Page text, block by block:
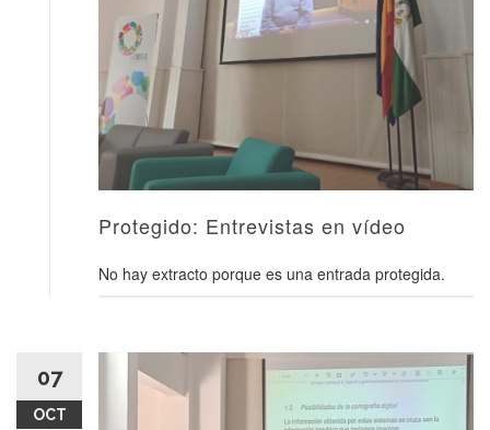
Protegido: Entrevistas en vídeo
No hay extracto porque es una entrada protegida.
07
OCT